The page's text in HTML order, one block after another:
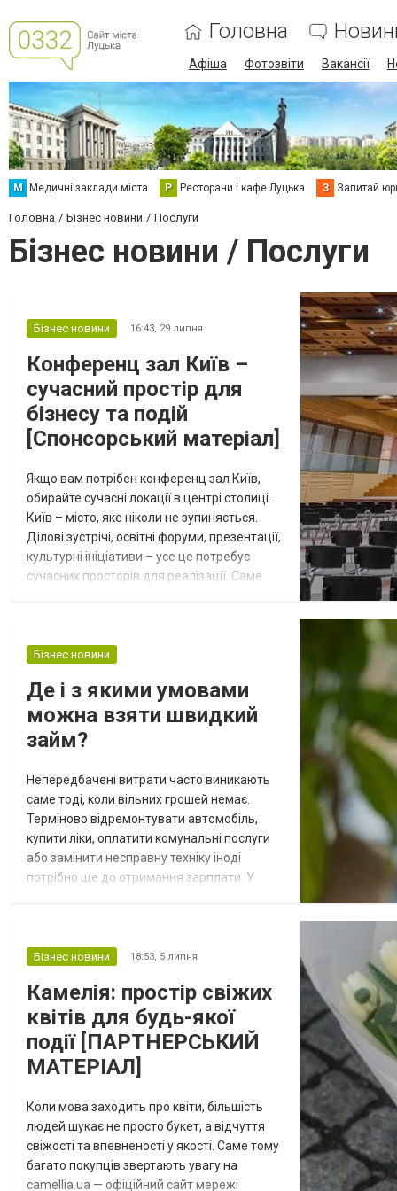
Головна
Афіша Фотозвіти Вакансії
М Медичні заклади міста Р Ресторани і кафе Луцька З Запитай
Головна Бізнес новини Послуги
Бізнес новини / Послуги
Бізнес новини 16:43, 29 липня
Конференц зал Київ –
сучасний простір для
бізнесу та подій
[Спонсорський матеріал]
Якщо вам потрібен конференц зал Київ,
обирайте сучасні локації в центрі столиці.
Київ – місто, яке ніколи не зупиняється.
Ділові зустрічі, освітні форуми, презентації,
культурні ініціативи – усе це потребує
сучасних просторів для реалізації. Саме
створювати атмосферу співпраці. Для яких
Конференц-зали сьогодні – це б...
Бізнес новини
Де і з якими умовами
можна взяти швидкий
займ?
Непередбачені витрати часто виникають
саме тоді, коли вільних грошей немає.
Терміново відремонтувати автомобіль,
купити ліки, оплатити комунальні послуги
або замінити несправну техніку іноді
потрібно ще до отримання зарплати. У
очікування та складного оформлення.
дистанційно – достатньо обрати фінансову
компанію, заповнити зая...
Бізнес новини 18:53, 5 липня
Камелія: простір свіжих
квітів для будь-якої
події [ПАРТНЕРСЬКИЙ
МАТЕРІАЛ]
Коли мова заходить про квіти, більшість
людей шукає не просто букет, а відчуття
свіжості та впевненості у якості. Саме тому
багато покупців звертають увагу на
camellia.ua — офіційний сайт мережі